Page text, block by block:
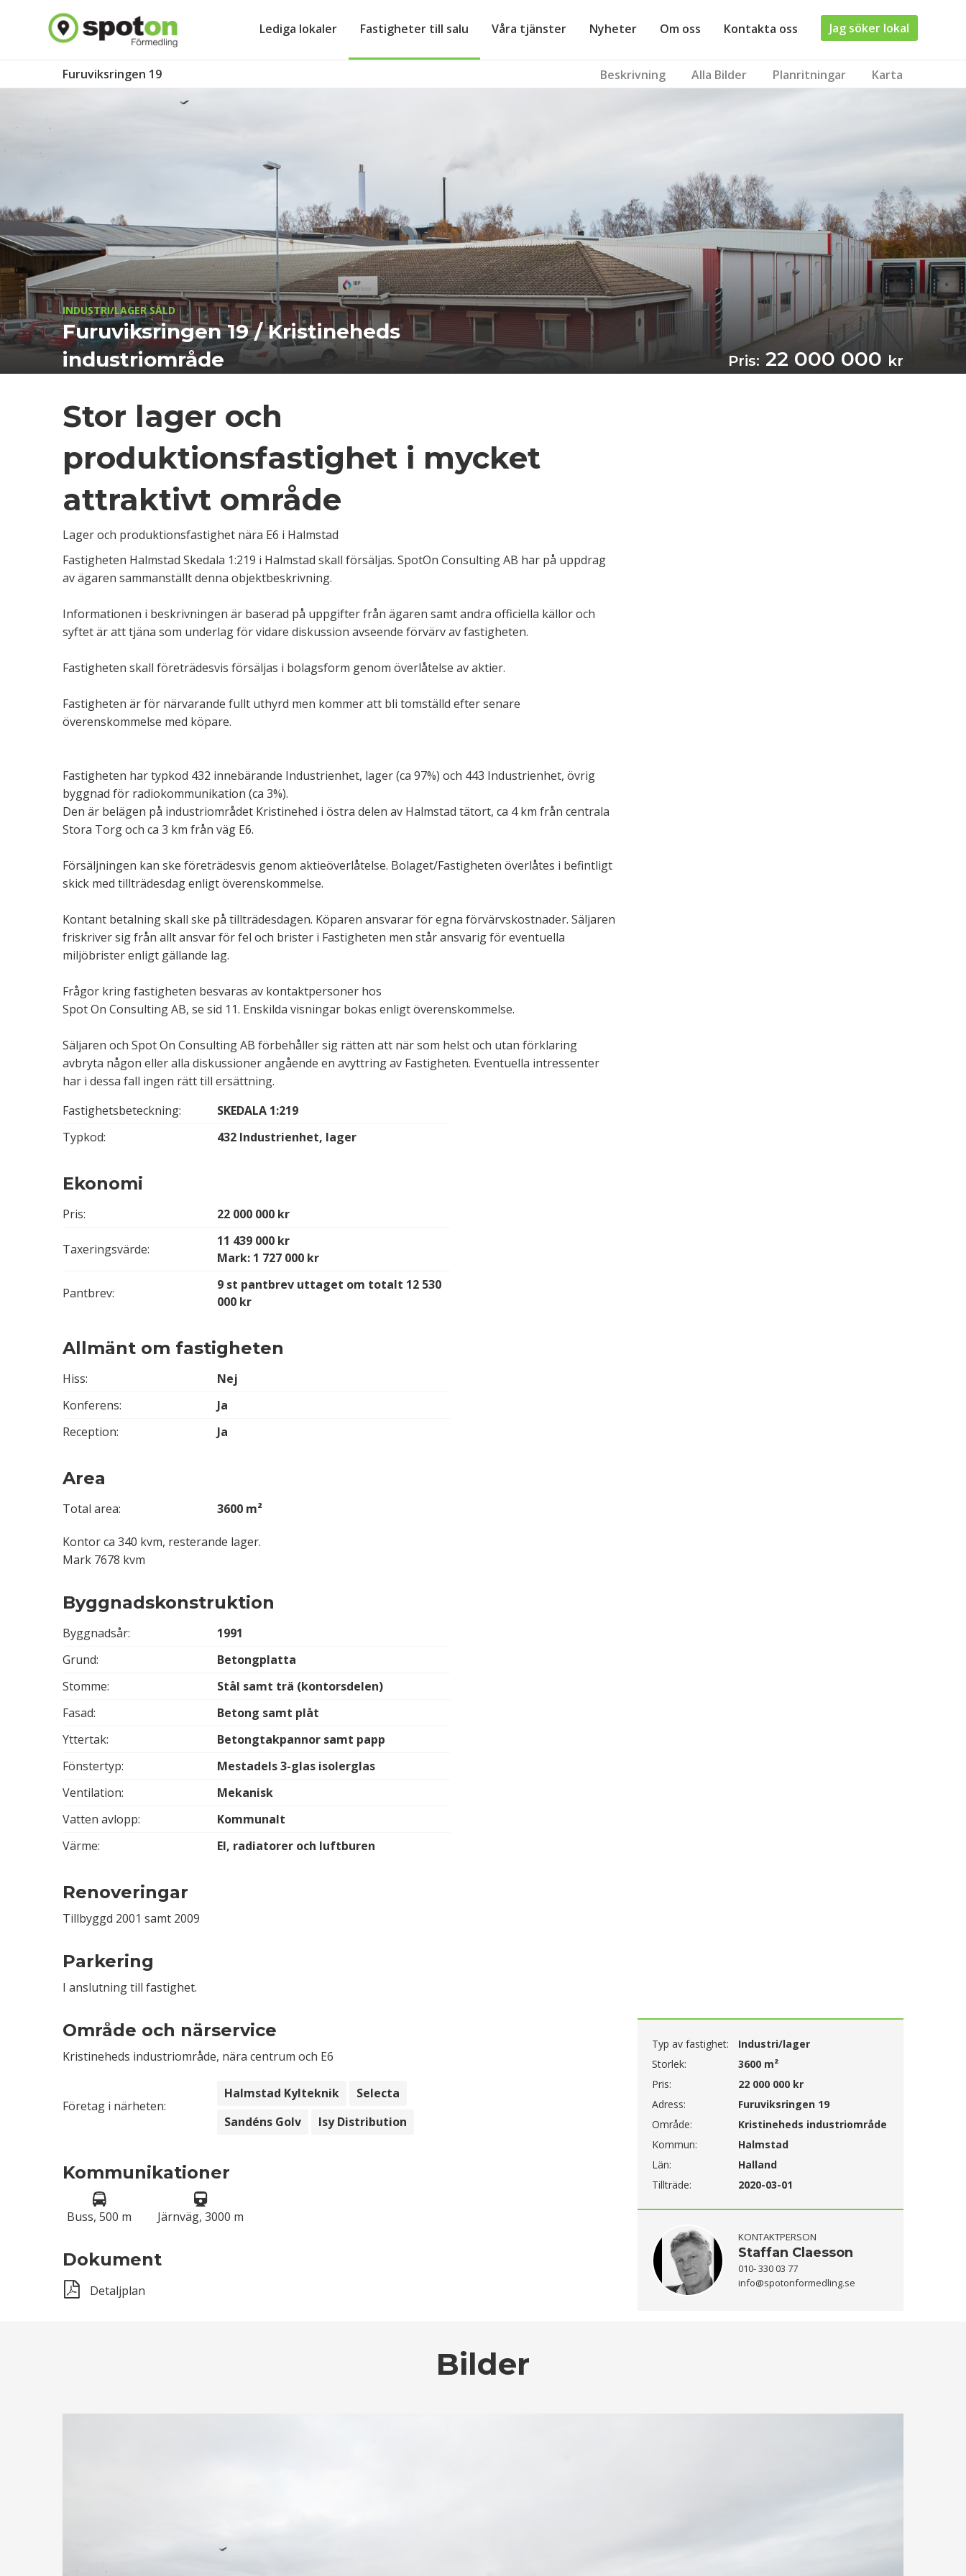
Lediga lokaler Fastigheter till salu Våra tjänster Nyheter Om oss Kontakta oss Jag söker lokal
Furuviksringen 19 Beskrivning Alla Bilder Planritningar Karta
INDUSTRI/LAGER SÅLD
Furuviksringen 19 / Kristineheds
industriområde
Pris: 22 000 000 kr
Stor lager och
produktionsfastighet i mycket
attraktivt område
Lager och produktionsfastighet nära E6 i Halmstad
Fastigheten Halmstad Skedala 1:219 i Halmstad skall försäljas. SpotOn Consulting AB har på uppdrag
av ägaren sammanställt denna objektbeskrivning.
Informationen i beskrivningen är baserad på uppgifter från ägaren samt andra officiella källor och
syftet är att tjäna som underlag för vidare diskussion avseende förvärv av fastigheten.
Fastigheten skall företrädesvis försäljas i bolagsform genom överlåtelse av aktier.
Fastigheten är för närvarande fullt uthyrd men kommer att bli tomställd efter senare
överenskommelse med köpare.
Fastigheten har typkod 432 innebärande Industrienhet, lager (ca 97%) och 443 Industrienhet, övrig
byggnad för radiokommunikation (ca 3%).
Den är belägen på industriområdet Kristinehed i östra delen av Halmstad tätort, ca 4 km från centrala
Stora Torg och ca 3 km från väg E6.
Försäljningen kan ske företrädesvis genom aktieöverlåtelse. Bolaget/Fastigheten överlåtes i befintligt
skick med tillträdesdag enligt överenskommelse.
Kontant betalning skall ske på tillträdesdagen. Köparen ansvarar för egna förvärvskostnader. Säljaren
friskriver sig från allt ansvar för fel och brister i Fastigheten men står ansvarig för eventuella
miljöbrister enligt gällande lag.
Frågor kring fastigheten besvaras av kontaktpersoner hos
Spot On Consulting AB, se sid 11. Enskilda visningar bokas enligt överenskommelse.
Säljaren och Spot On Consulting AB förbehåller sig rätten att när som helst och utan förklaring
avbryta någon eller alla diskussioner angående en avyttring av Fastigheten. Eventuella intressenter
har i dessa fall ingen rätt till ersättning.
Fastighetsbeteckning:
SKEDALA 1:219
Typkod:
432 Industrienhet, lager
Ekonomi
Pris: 22 000 000 kr
Taxeringsvärde:
11 439 000 kr
Mark: 1 727 000 kr
Pantbrev:
9 st pantbrev uttaget om totalt 12 530
000 kr
Allmänt om fastigheten
Hiss:
Nej
Konferens:
Ja
Reception:
Ja
Area
Total area: 3600 m²
Kontor ca 340 kvm, resterande lager.
Mark 7678 kvm
Byggnadskonstruktion
Byggnadsår:
1991
Grund:
Betongplatta
Stomme:
Stål samt trä (kontorsdelen)
Fasad:
Betong samt plåt
Yttertak:
Betongtakpannor samt papp
Fönstertyp:
Mestadels 3-glas isolerglas
Ventilation:
Mekanisk
Vatten avlopp:
Kommunalt
Värme:
El, radiatorer och luftburen
Renoveringar
Tillbyggd 2001 samt 2009
Parkering
I anslutning till fastighet.
Område och närservice
Kristineheds industriområde, nära centrum och E6
Företag i närheten:
Halmstad Kylteknik
Selecta
Sandéns Golv
Isy Distribution
Kommunikationer
Buss, 500 m Järnväg, 3000 m
Dokument
Detaljplan
Typ av fastighet:
Industri/lager
Storlek:
3600 m²
Pris:
22 000 000 kr
Adress:
Furuviksringen 19
Område:
Kristineheds industriområde
Kommun:
Halmstad
Län:
Halland
Tillträde:
2020-03-01
KONTAKTPERSON
Staffan Claesson
010- 330 03 77
info@spotonformedling.se
Bilder